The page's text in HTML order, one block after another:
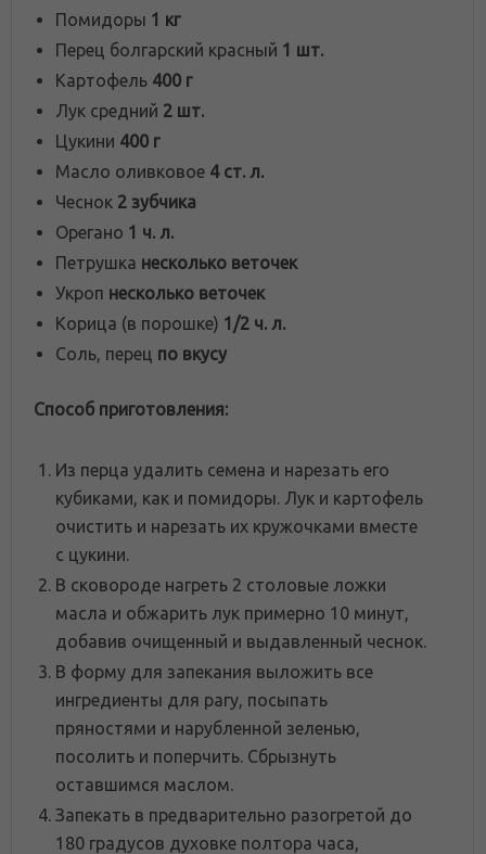
Помидоры 1 кг
Перец болгарский красный 1 шт.
Картофель 400 г
Лук средний 2 шт.
Цукини 400 г
Масло оливковое 4 ст. л.
Чеснок 2 зубчика
Орегано 1 ч. л.
Петрушка несколько веточек
Укроп несколько веточек
Корица (в порошке) 1/2 ч. л.
Соль, перец по вкусу
Способ приготовления:
Из перца удалить семена и нарезать его
кубиками, как и помидоры. Лук и картофель
очистить и нарезать их кружочками вместе
с цукини.
В сковороде нагреть 2 столовые ложки
масла и обжарить лук примерно 10 минут,
добавив очищенный и выдавленный чеснок.
В форму для запекания выложить все
ингредиенты для рагу, посыпать
пряностями и нарубленной зеленью,
посолить и поперчить. Сбрызнуть
оставшимся маслом.
Запекать в предварительно разогретой до
180 градусов духовке полтора часа,